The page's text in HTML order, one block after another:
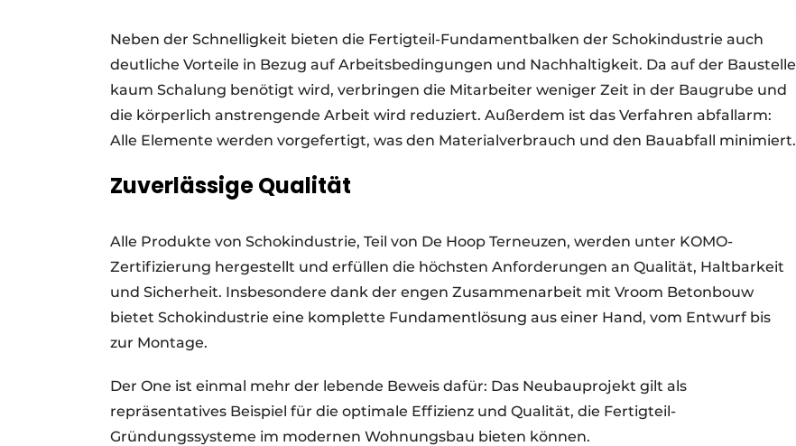
Neben der Schnelligkeit bieten die Fertigteil-Fundamentbalken der Schokindustrie auch
deutliche Vorteile in Bezug auf Arbeitsbedingungen und Nachhaltigkeit. Da auf der Baustelle
kaum Schalung benötigt wird, verbringen die Mitarbeiter weniger Zeit in der Baugrube und
die körperlich anstrengende Arbeit wird reduziert. Außerdem ist das Verfahren abfallarm:
Alle Elemente werden vorgefertigt, was den Materialverbrauch und den Bauabfall minimiert.
Zuverlässige Qualität
Alle Produkte von Schokindustrie, Teil von De Hoop Terneuzen, werden unter KOMO-
Zertifizierung hergestellt und erfüllen die höchsten Anforderungen an Qualität, Haltbarkeit
und Sicherheit. Insbesondere dank der engen Zusammenarbeit mit Vroom Betonbouw
bietet Schokindustrie eine komplette Fundamentlösung aus einer Hand, vom Entwurf bis
zur Montage.
Der One ist einmal mehr der lebende Beweis dafür: Das Neubauprojekt gilt als
repräsentatives Beispiel für die optimale Effizienz und Qualität, die Fertigteil-
Gründungssysteme im modernen Wohnungsbau bieten können.